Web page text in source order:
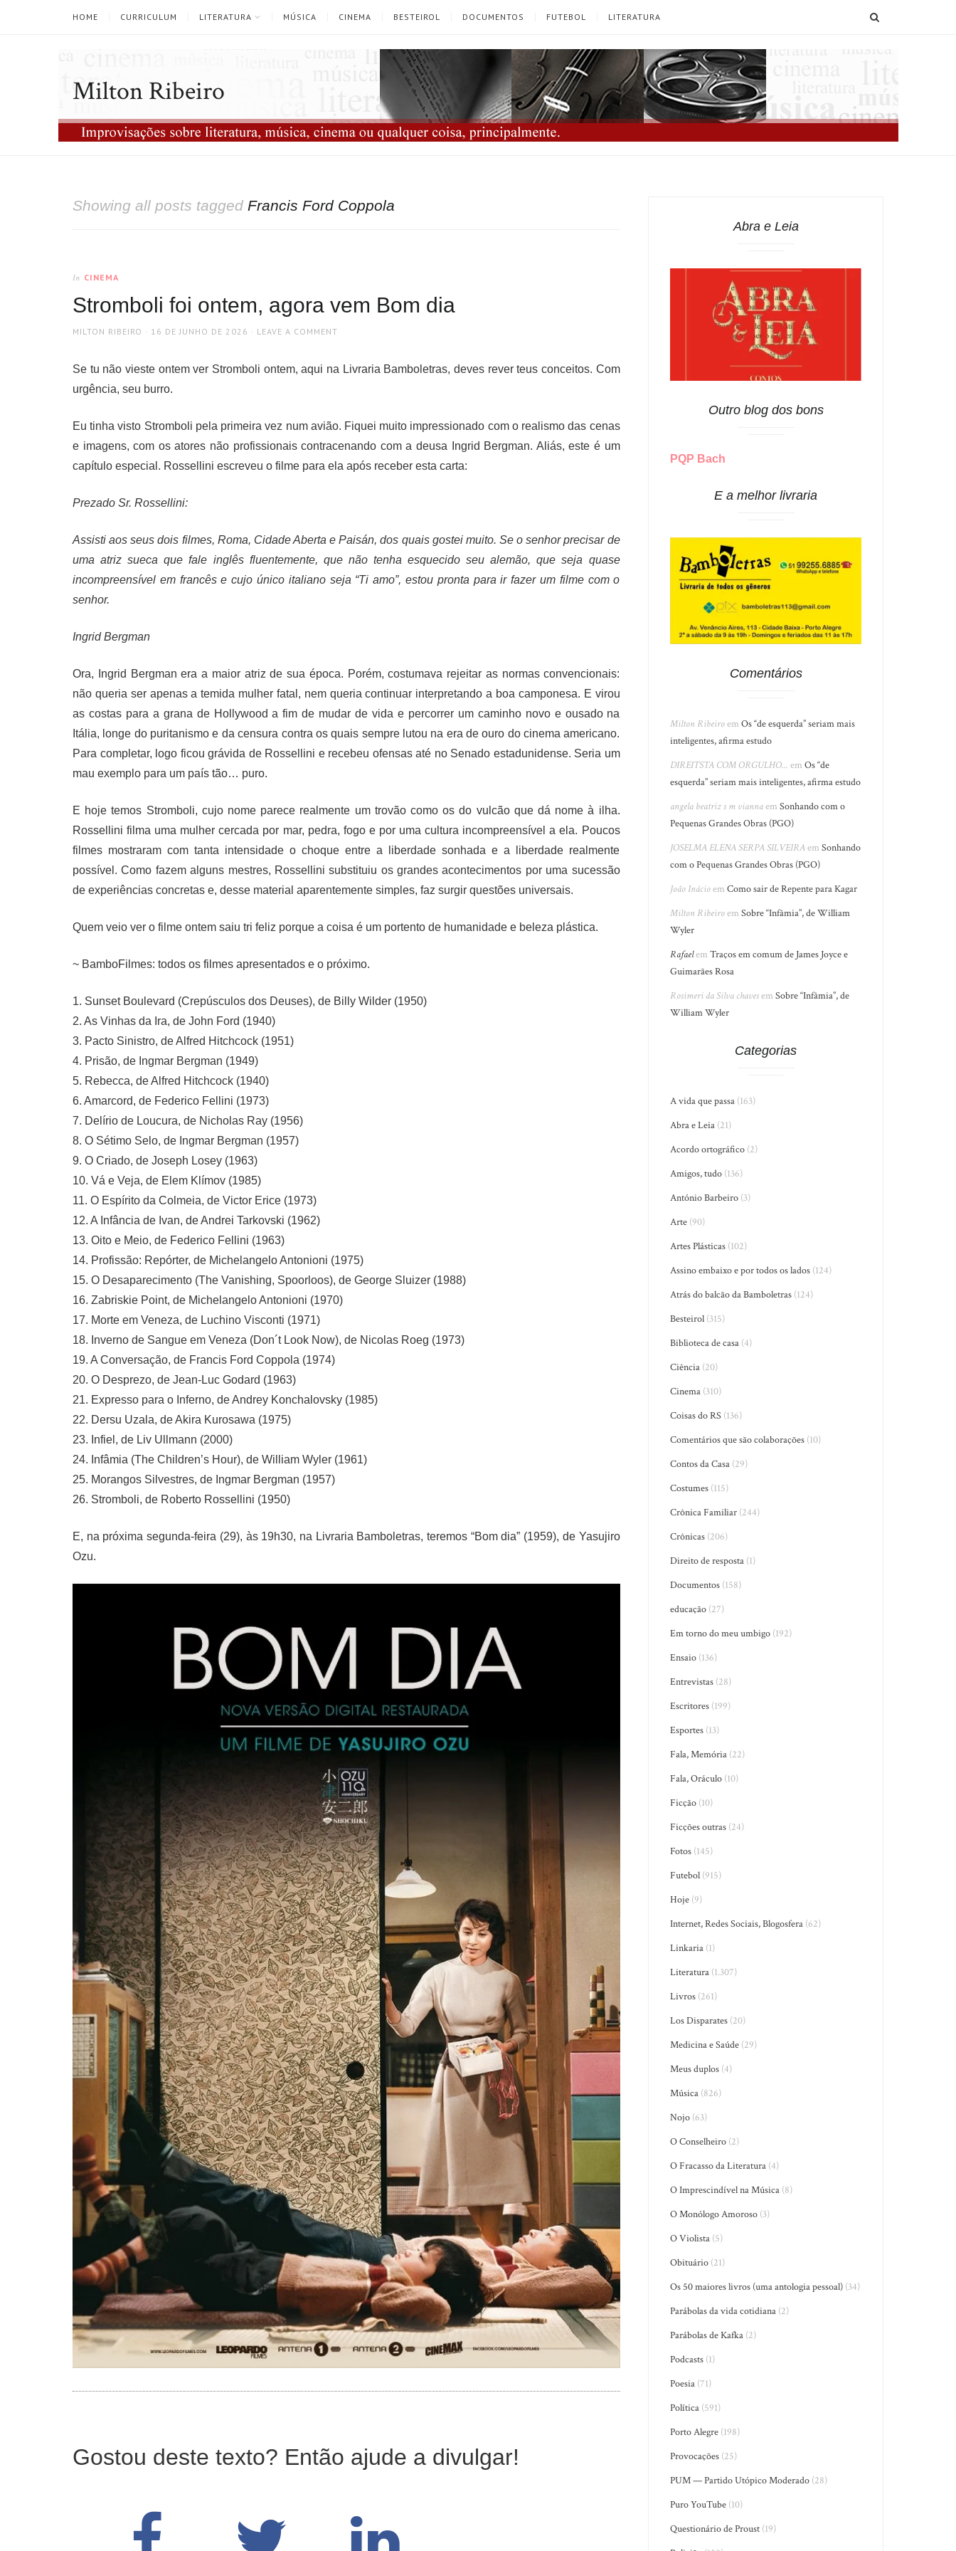
HOME CURRICULUM LITERATURA MÚSICA CINEMA BESTEIROL DOCUMENTOS FUTEBOL LITERATURA
Milton Ribeiro
Showing all posts tagged Francis Ford Coppola
In CINEMA
Stromboli foi ontem, agora vem Bom dia
AUTHOR
MILTON RIBEIRO
POSTED
16 DE JUNHO DE 2026 LEAVE A COMMENT
Se tu não vieste ontem ver Stromboli ontem, aqui na Livraria Bamboletras, deves rever teus conceitos. Com
urgência, seu burro.
Eu tinha visto Stromboli pela primeira vez num avião. Fiquei muito impressionado com o realismo das cenas
e imagens, com os atores não profissionais contracenando com a deusa Ingrid Bergman. Aliás, este é um
capítulo especial. Rossellini escreveu o filme para ela após receber esta carta:
Prezado Sr. Rossellini:
Assisti aos seus dois filmes, Roma, Cidade Aberta e Paisán, dos quais gostei muito. Se o senhor precisar de
uma atriz sueca que fale inglês fluentemente, que não tenha esquecido seu alemão, que seja quase
incompreensível em francês e cujo único italiano seja “Ti amo”, estou pronta para ir fazer um filme com o
senhor.
Ingrid Bergman
Ora, Ingrid Bergman era a maior atriz de sua época. Porém, costumava rejeitar as normas convencionais:
não queria ser apenas a temida mulher fatal, nem queria continuar interpretando a boa camponesa. E virou
as costas para a grana de Hollywood a fim de mudar de vida e percorrer um caminho novo e ousado na
Itália, longe do puritanismo e da censura contra os quais sempre lutou na era de ouro do cinema americano.
Para completar, logo ficou grávida de Rossellini e recebeu ofensas até no Senado estadunidense. Seria um
mau exemplo para um país tão… puro.
E hoje temos Stromboli, cujo nome parece realmente um trovão como os do vulcão que dá nome à ilha.
Rossellini filma uma mulher cercada por mar, pedra, fogo e por uma cultura incompreensível a ela. Poucos
filmes mostraram com tanta intensidade o choque entre a liberdade sonhada e a liberdade realmente
possível. Como fazem alguns mestres, Rossellini substituiu os grandes acontecimentos por uma sucessão
de experiências concretas e, desse material aparentemente simples, faz surgir questões universais.
Quem veio ver o filme ontem saiu tri feliz porque a coisa é um portento de humanidade e beleza plástica.
~ BamboFilmes: todos os filmes apresentados e o próximo.
1. Sunset Boulevard (Crepúsculos dos Deuses), de Billy Wilder (1950)
2. As Vinhas da Ira, de John Ford (1940)
3. Pacto Sinistro, de Alfred Hitchcock (1951)
4. Prisão, de Ingmar Bergman (1949)
5. Rebecca, de Alfred Hitchcock (1940)
6. Amarcord, de Federico Fellini (1973)
7. Delírio de Loucura, de Nicholas Ray (1956)
8. O Sétimo Selo, de Ingmar Bergman (1957)
9. O Criado, de Joseph Losey (1963)
10. Vá e Veja, de Elem Klímov (1985)
11. O Espírito da Colmeia, de Victor Erice (1973)
12. A Infância de Ivan, de Andrei Tarkovski (1962)
13. Oito e Meio, de Federico Fellini (1963)
14. Profissão: Repórter, de Michelangelo Antonioni (1975)
15. O Desaparecimento (The Vanishing, Spoorloos), de George Sluizer (1988)
16. Zabriskie Point, de Michelangelo Antonioni (1970)
17. Morte em Veneza, de Luchino Visconti (1971)
18. Inverno de Sangue em Veneza (Don´t Look Now), de Nicolas Roeg (1973)
19. A Conversação, de Francis Ford Coppola (1974)
20. O Desprezo, de Jean-Luc Godard (1963)
21. Expresso para o Inferno, de Andrey Konchalovsky (1985)
22. Dersu Uzala, de Akira Kurosawa (1975)
23. Infiel, de Liv Ullmann (2000)
24. Infâmia (The Children’s Hour), de William Wyler (1961)
25. Morangos Silvestres, de Ingmar Bergman (1957)
26. Stromboli, de Roberto Rossellini (1950)
E, na próxima segunda-feira (29), às 19h30, na Livraria Bamboletras, teremos “Bom dia” (1959), de Yasujiro
Ozu.
Gostou deste texto? Então ajude a divulgar!
Abra e Leia
Outro blog dos bons
PQP Bach
E a melhor livraria
Comentários
Milton RibeiroemOs “de esquerda” seriam mais
inteligentes, afirma estudo
DIREITSTA COM ORGULHO... emOs “de
esquerda” seriam mais inteligentes, afirma estudo
angela beatriz s m viannaemSonhando com o
Pequenas Grandes Obras (PGO)
JOSELMA ELENA SERPA SILVEIRAemSonhando
com o Pequenas Grandes Obras (PGO)
João InácioemComo sair de Repente para Kagar
Milton RibeiroemSobre “Infâmia”, de William
Wyler
RafaelemTraços em comum de James Joyce e
Guimarães Rosa
Rosimeri da Silva chavesemSobre “Infâmia”, de
William Wyler
Categorias
A vida que passa (163)
Abra e Leia (21)
Acordo ortográfico (2)
Amigos, tudo (136)
António Barbeiro (3)
Arte (90)
Artes Plásticas (102)
Assino embaixo e por todos os lados (124)
Atrás do balcão da Bamboletras (124)
Besteirol (315)
Biblioteca de casa (4)
Ciência (20)
Cinema (310)
Coisas do RS (136)
Comentários que são colaborações (10)
Contos da Casa (29)
Costumes (115)
Crônica Familiar (244)
Crônicas (206)
Direito de resposta (1)
Documentos (158)
educação (27)
Em torno do meu umbigo (192)
Ensaio (136)
Entrevistas (28)
Escritores (199)
Esportes (13)
Fala, Memória (22)
Fala, Oráculo (10)
Ficção (10)
Ficções outras (24)
Fotos (145)
Futebol (915)
Hoje (9)
Internet, Redes Sociais, Blogosfera (62)
Linkaria (1)
Literatura (1.307)
Livros (261)
Los Disparates (20)
Medicina e Saúde (29)
Meus duplos (4)
Música (826)
Nojo (63)
O Conselheiro (2)
O Fracasso da Literatura (4)
O Imprescindível na Música (8)
O Monólogo Amoroso (3)
O Violista (5)
Obituário (21)
Os 50 maiores livros (uma antologia pessoal) (34)
Parábolas da vida cotidiana (2)
Parábolas de Kafka (2)
Podcasts (1)
Poesia (71)
Política (591)
Porto Alegre (198)
Provocações (25)
PUM — Partido Utópico Moderado (28)
Puro YouTube (10)
Questionário de Proust (19)